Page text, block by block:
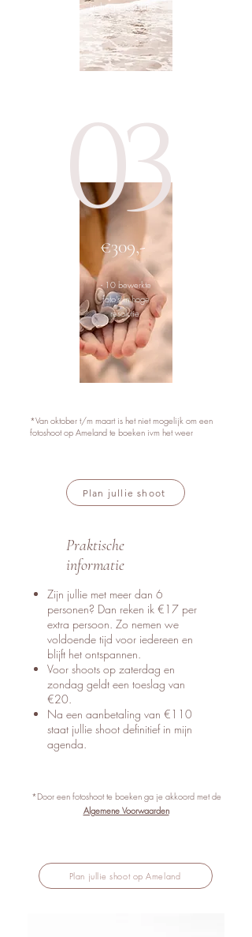
*Van oktober t/m maart is het niet mogelijk om een
fotoshoot op Ameland te boeken ivm het weer
in hoge resolutie
€309,-
- 10 bewerkte
foto's in hoge
resolutie
03
Praktische
informatie
Zijn jullie met meer dan 6
personen? Dan reken ik €17 per
extra persoon. Zo nemen we
voldoende tijd voor iedereen en
blijft het ontspannen.
Voor shoots op zaterdag en
zondag geldt een toeslag van
€20.
Na een aanbetaling van €110
staat jullie shoot definitief in mijn
agenda.
Plan jullie shoot
*Door een fotoshoot te boeken ga je akkoord met de
Algemene Voorwaarden
Plan jullie shoot op Ameland